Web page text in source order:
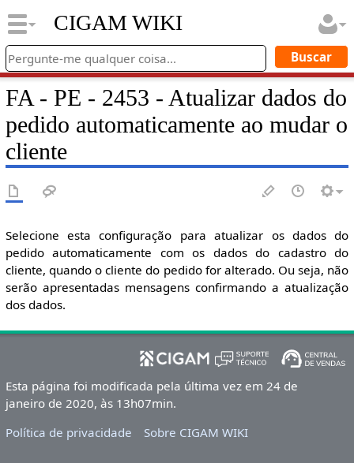
CIGAM WIKI
FA - PE - 2453 - Atualizar dados do
pedido automaticamente ao mudar o
cliente
Selecione esta configuração para atualizar os dados do
pedido automaticamente com os dados do cadastro do
cliente, quando o cliente do pedido for alterado. Ou seja, não
serão apresentadas mensagens confirmando a atualização
dos dados.
Esta página foi modificada pela última vez em 24 de
janeiro de 2020, às 13h07min.
Política de privacidade
Sobre CIGAM WIKI